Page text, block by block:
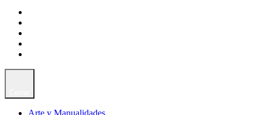
Arte y Manualidades